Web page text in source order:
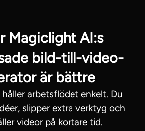
Magiclight AI:s
bild-till-video-
är bättre
arbetsflödet enkelt. Du
slipper extra verktyg och
videor på kortare tid.